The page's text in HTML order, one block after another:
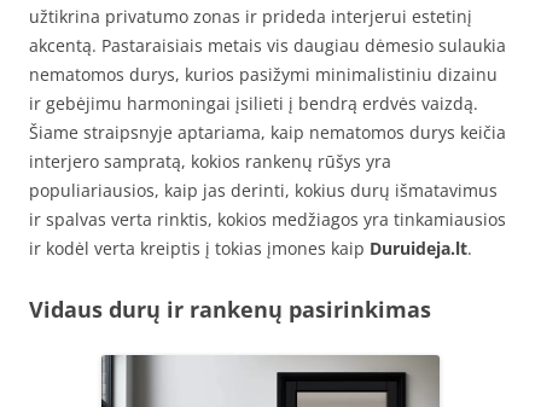
užtikrina privatumo zonas ir prideda interjerui estetinį
akcentą. Pastaraisiais metais vis daugiau dėmesio sulaukia
nematomos durys, kurios pasižymi minimalistiniu dizainu
ir gebėjimu harmoningai įsilieti į bendrą erdvės vaizdą.
Šiame straipsnyje aptariama, kaip nematomos durys keičia
interjero sampratą, kokios rankenų rūšys yra
populiariausios, kaip jas derinti, kokius durų išmatavimus
ir spalvas verta rinktis, kokios medžiagos yra tinkamiausios
ir kodėl verta kreiptis į tokias įmones kaip Duruideja.lt.
Vidaus durų ir rankenų pasirinkimas